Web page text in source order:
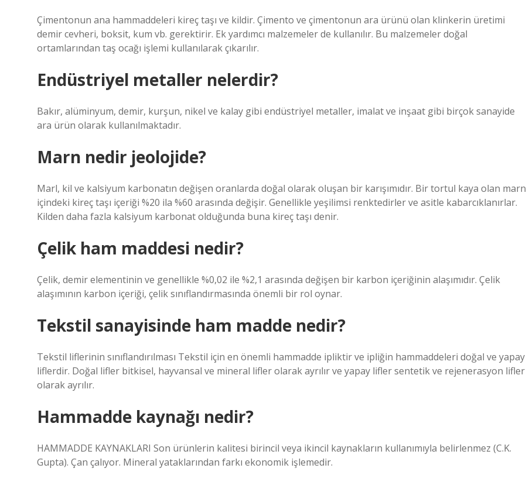
Çimentonun ana hammaddeleri kireç taşı ve kildir. Çimento ve çimentonun ara ürünü olan klinkerin üretimi
demir cevheri, boksit, kum vb. gerektirir. Ek yardımcı malzemeler de kullanılır. Bu malzemeler doğal
ortamlarından taş ocağı işlemi kullanılarak çıkarılır.
Endüstriyel metaller nelerdir?
Bakır, alüminyum, demir, kurşun, nikel ve kalay gibi endüstriyel metaller, imalat ve inşaat gibi birçok sanayide
ara ürün olarak kullanılmaktadır.
Marn nedir jeolojide?
Marl, kil ve kalsiyum karbonatın değişen oranlarda doğal olarak oluşan bir karışımıdır. Bir tortul kaya olan marn
içindeki kireç taşı içeriği %20 ila %60 arasında değişir. Genellikle yeşilimsi renktedirler ve asitle kabarcıklanırlar.
Kilden daha fazla kalsiyum karbonat olduğunda buna kireç taşı denir.
Çelik ham maddesi nedir?
Çelik, demir elementinin ve genellikle %0,02 ile %2,1 arasında değişen bir karbon içeriğinin alaşımıdır. Çelik
alaşımının karbon içeriği, çelik sınıflandırmasında önemli bir rol oynar.
Tekstil sanayisinde ham madde nedir?
Tekstil liflerinin sınıflandırılması Tekstil için en önemli hammadde ipliktir ve ipliğin hammaddeleri doğal ve yapay
liflerdir. Doğal lifler bitkisel, hayvansal ve mineral lifler olarak ayrılır ve yapay lifler sentetik ve rejenerasyon lifler
olarak ayrılır.
Hammadde kaynağı nedir?
HAMMADDE KAYNAKLARI Son ürünlerin kalitesi birincil veya ikincil kaynakların kullanımıyla belirlenmez (C.K.
Gupta). Çan çalıyor. Mineral yataklarından farkı ekonomik işlemedir.